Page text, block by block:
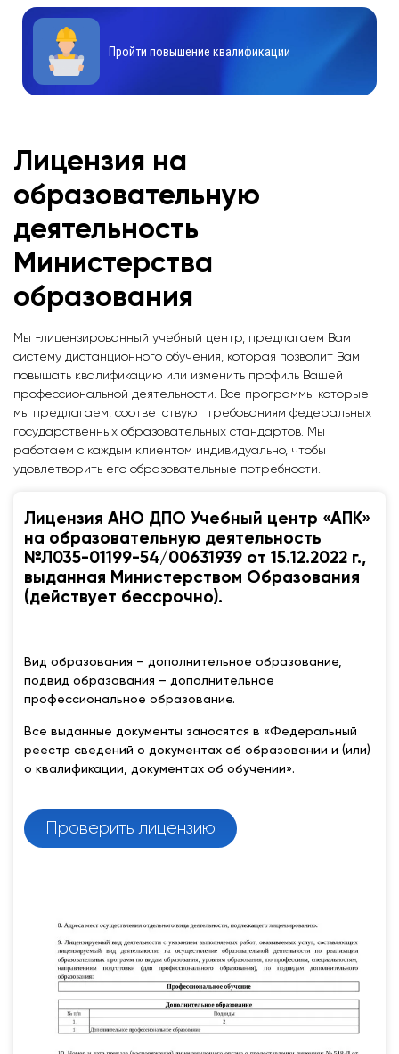
Пройти повышение квалификации
Лицензия на
образовательную
деятельность
Министерства
образования
Мы -лицензированный учебный центр, предлагаем Вам
систему дистанционного обучения, которая позволит Вам
повышать квалификацию или изменить профиль Вашей
профессиональной деятельности. Все программы которые
мы предлагаем, соответствуют требованиям федеральных
государственных образовательных стандартов. Мы
работаем с каждым клиентом индивидуально, чтобы
удовлетворить его образовательные потребности.
Лицензия АНО ДПО Учебный центр «АПК»
на образовательную деятельность
№Л035-01199-54/00631939 от 15.12.2022 г.,
выданная Министерством Образования
(действует бессрочно).
Вид образования – дополнительное образование,
подвид образования – дополнительное
профессиональное образование.
Все выданные документы заносятся в «Федеральный
реестр сведений о документах об образовании и (или)
о квалификации, документах об обучении».
Проверить лицензию